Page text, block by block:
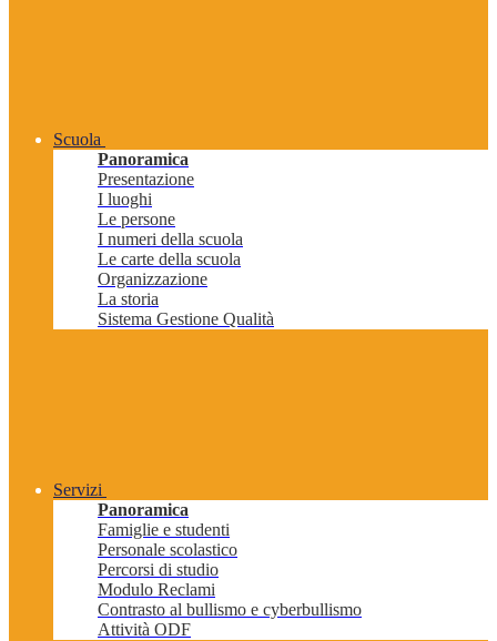
Scuola
Panoramica
Presentazione
I luoghi
Le persone
I numeri della scuola
Le carte della scuola
Organizzazione
La storia
Sistema Gestione Qualità
Servizi
Panoramica
Famiglie e studenti
Personale scolastico
Percorsi di studio
Modulo Reclami
Contrasto al bullismo e cyberbullismo
Attività ODF